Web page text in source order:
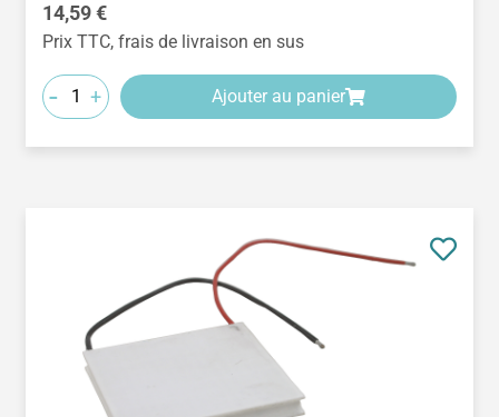
Prix régulier :
14,59 €
Prix TTC, frais de livraison en sus
- + Ajouter au panier